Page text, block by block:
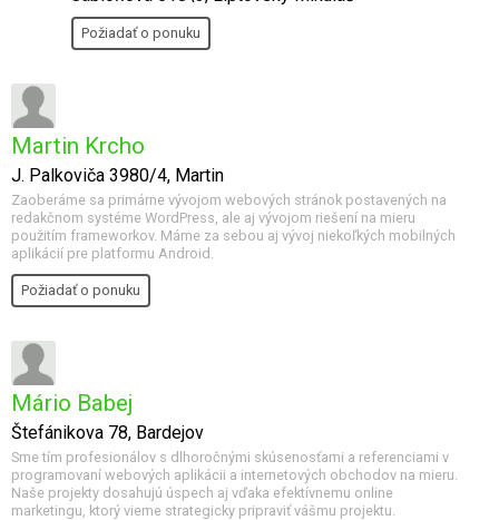
Požiadať o ponuku
Martin Krcho
J. Palkoviča 3980/4, Martin
Zaoberáme sa primárne vývojom webových stránok postavených na
redakčnom systéme WordPress, ale aj vývojom riešení na mieru
použitím frameworkov. Máme za sebou aj vývoj niekoľkých mobilných
aplikácií pre platformu Android.
Požiadať o ponuku
Mário Babej
Štefánikova 78, Bardejov
Sme tím profesionálov s dlhoročnými skúsenosťami a referenciami v
programovaní webových aplikácii a internetových obchodov na mieru.
Naše projekty dosahujú úspech aj vďaka efektívnemu online
marketingu, ktorý vieme strategicky pripraviť vášmu projektu.